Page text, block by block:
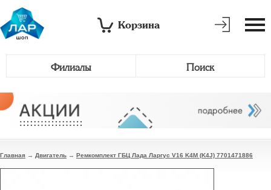
Корзина
Филиалы Поиск
Главная → Двигатель → Ремкомплект ГБЦ Лада Ларгус V16 K4M (K4J) 7701471886